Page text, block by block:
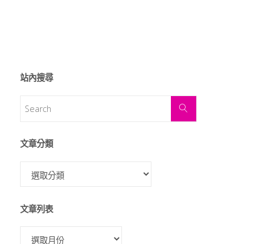
站內搜尋
文章分類
文章列表